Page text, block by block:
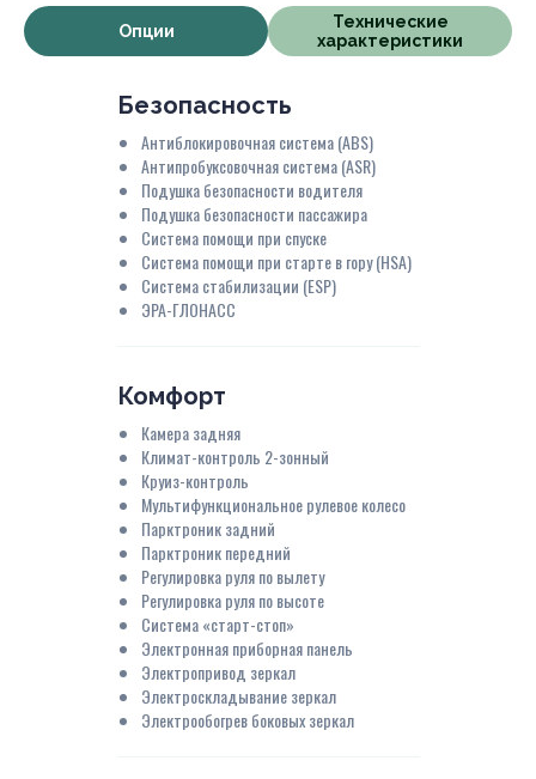
Опции
Технические
характеристики
Безопасность
Антиблокировочная система (ABS)
Антипробуксовочная система (ASR)
Подушка безопасности водителя
Подушка безопасности пассажира
Система помощи при спуске
Система помощи при старте в гору (HSA)
Система стабилизации (ESP)
ЭРА-ГЛОНАСС
Комфорт
Камера задняя
Климат-контроль 2-зонный
Круиз-контроль
Мультифункциональное рулевое колесо
Парктроник задний
Парктроник передний
Регулировка руля по вылету
Регулировка руля по высоте
Система «старт-стоп»
Электронная приборная панель
Электропривод зеркал
Электроскладывание зеркал
Электрообогрев боковых зеркал